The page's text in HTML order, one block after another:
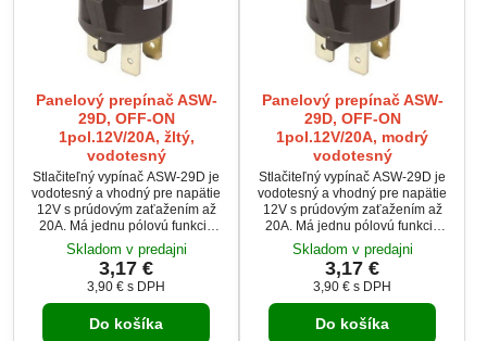
Panelový prepínač ASW-
29D, OFF-ON
1pol.12V/20A, žltý,
vodotesný
Stlačiteľný vypínač ASW-29D je
vodotesný a vhodný pre napätie
12V s prúdovým zaťažením až
20A. Má jednu pólovú funkciu
OFF-ON a je vybavený žltým
podsvietením cez 5 LED. Otvor
pre montáž je 20 mm. Ideálny pre
automobilové, lodné alebo
priemyselné aplikácie.
Skladom v predajni
3,17 €
3,90 € s DPH
Do košíka
Panelový prepínač ASW-
29D, OFF-ON
1pol.12V/20A, modrý
vodotesný
Stlačiteľný vypínač ASW-29D je
vodotesný a vhodný pre napätie
12V s prúdovým zaťažením až
20A. Má jednu pólovú funkciu
OFF-ON a je vybavený modrým
podsvietením cez 5 LED. Otvor
pre montáž je 20 mm. Ideálny pre
automobilové, lodné alebo
priemyselné aplikácie.
Skladom v predajni
3,17 €
3,90 € s DPH
Do košíka